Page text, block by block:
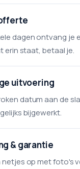
dagen ontvang je
erin staat, betaal je.
uitvoering
datum aan de
bijgewerkt.
& garantie
netjes op met foto's